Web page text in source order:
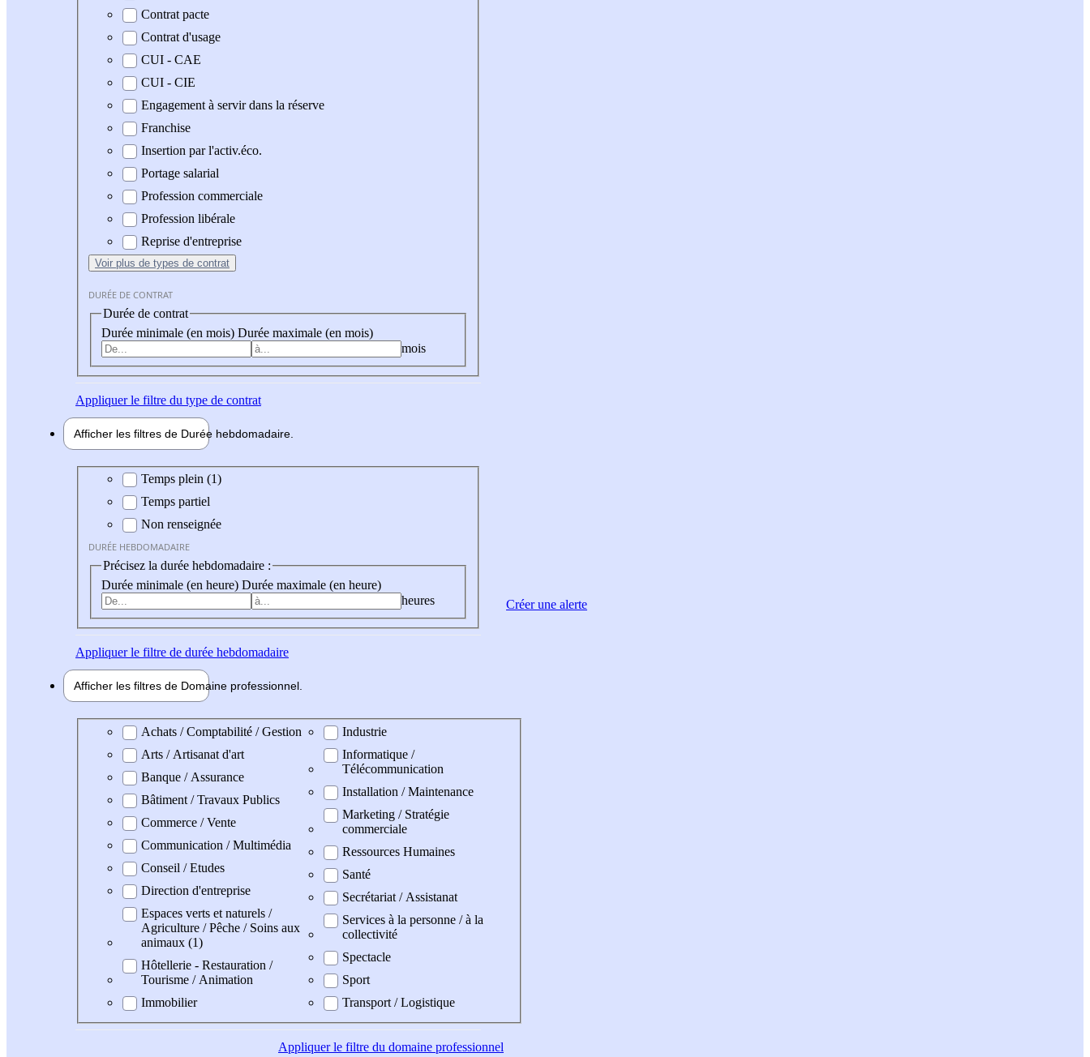
Contrat pacte
Contrat d'usage
CUI - CAE
CUI - CIE
Engagement à servir dans la réserve
Franchise
Insertion par l'activ.éco.
Portage salarial
Profession commerciale
Profession libérale
Reprise d'entreprise
Voir plus de types de contrat
DURÉE DE CONTRAT
Durée de contrat
Durée minimale (en mois) Durée maximale (en mois)
mois
Appliquerle filtre du type de contrat
Afficher les filtres de Durée hebdomadaire
Durée hebdomadaire
Temps plein (1)
Temps partiel
Non renseignée
DURÉE HEBDOMADAIRE
Précisez la durée hebdomadaire :
Durée minimale (en heure) Durée maximale (en heure)
heures
Appliquerle filtre de durée hebdomadaire
Afficher les filtres de Domaine professionnel
Domaine professionel
Achats / Comptabilité / Gestion
Arts / Artisanat d'art
Banque / Assurance
Bâtiment / Travaux Publics
Commerce / Vente
Communication / Multimédia
Conseil / Etudes
Direction d'entreprise
Espaces verts et naturels /
Agriculture / Pêche / Soins aux
animaux (1)
Hôtellerie - Restauration /
Tourisme / Animation
Immobilier
Industrie
Informatique /
Télécommunication
Installation / Maintenance
Marketing / Stratégie
commerciale
Ressources Humaines
Santé
Secrétariat / Assistanat
Services à la personne / à la
collectivité
Spectacle
Sport
Transport / Logistique
Appliquerle filtre du domaine professionnel
Créer une alerte